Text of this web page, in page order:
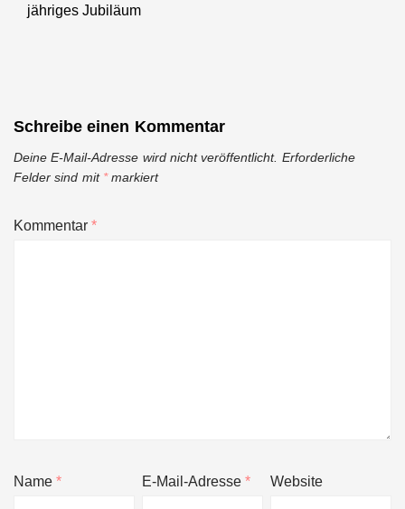
post:
jähriges Jubiläum
Schreibe einen Kommentar
Deine E-Mail-Adresse wird nicht veröffentlicht. Erforderliche
Felder sind mit *markiert
Kommentar*
Name* E-Mail-Adresse* Website